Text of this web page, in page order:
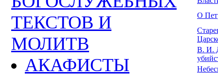
ТЕКСТОВ И
МОЛИТВ
АКАФИСТЫ
О
В. И.